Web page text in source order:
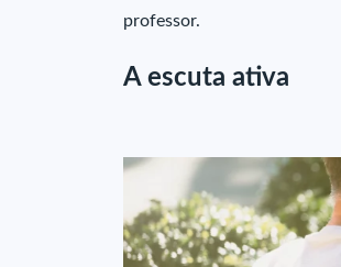
professor.
A escuta ativa